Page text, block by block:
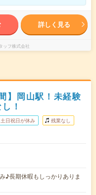
詳しく見る
ッフ株式会社
】岡山駅！未経験
！
土日祝日が休み 残業なし
♪長期休暇もしっかりありま